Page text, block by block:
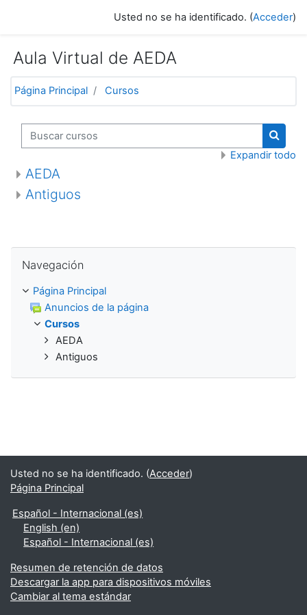
Usted no se ha identificado. (Acceder)
Aula Virtual de AEDA
Página Principal Cursos
Buscar cursos
Expandir todo
AEDA
Antiguos
Navegación
Página Principal
Anuncios de la página
Cursos
AEDA
Antiguos
Usted no se ha identificado. (Acceder)
Página Principal
Español - Internacional ‎(es)‎
English ‎(en)‎
Español - Internacional ‎(es)‎
Resumen de retención de datos
Descargar la app para dispositivos móviles
Cambiar al tema estándar